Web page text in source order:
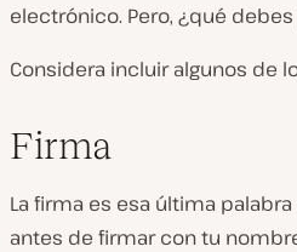
electrónico. Pero, ¿qué
Considera incluir algunos de
Firma
La firma es esa última
antes de firmar con tu